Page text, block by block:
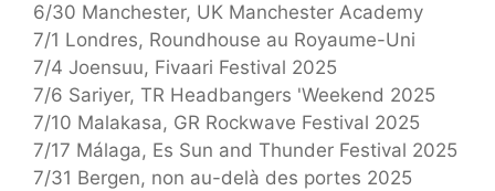
6/30 Manchester, UK Manchester Academy
7/1 Londres, Roundhouse au Royaume-Uni
7/4 Joensuu, Fivaari Festival 2025
7/6 Sariyer, TR Headbangers 'Weekend 2025
7/10 Malakasa, GR Rockwave Festival 2025
7/17 Málaga, Es Sun and Thunder Festival 2025
7/31 Bergen, non au-delà des portes 2025